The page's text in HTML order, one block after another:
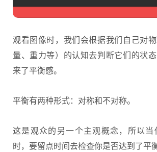
观看图像时，我们会根据我们自己对
量、重力等）的认知去判断它们的状
来了平衡感。
平衡有两种形式：对称和不对称。
这是观众的另一个主观概念，所以当
时，要留点时间去检查你是否达到了平衡